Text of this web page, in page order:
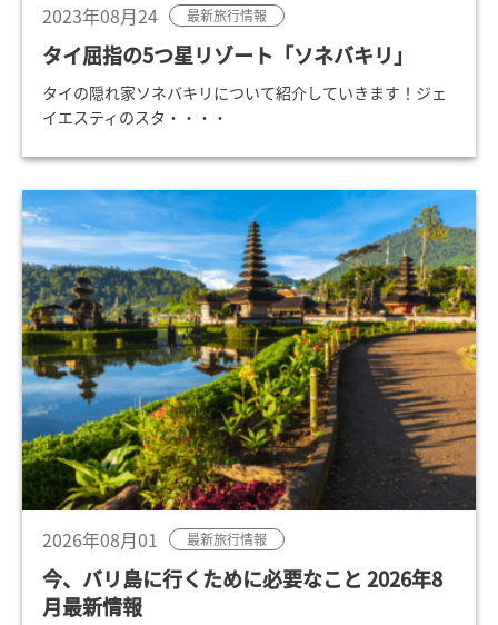
2023年08月24 最新旅行情報
タイ屈指の5つ星リゾート「ソネバキリ」
タイの隠れ家ソネバキリについて紹介していきます！ジェ
イエスティのスタ・・・・
2026年08月01 最新旅行情報
今、バリ島に行くために必要なこと 2026年8
月最新情報